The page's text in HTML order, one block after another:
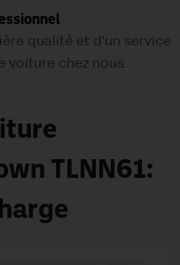
qualité et d'un service
voiture chez nous.
TLNN61: